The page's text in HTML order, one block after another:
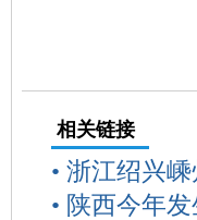
相关链接
• 浙江绍兴
• 陕西今年